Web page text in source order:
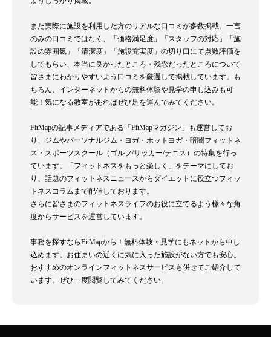
また実際に施設を利用した方のリアルな口コミが多数掲載。一言
のみの口コミではなく、「価格満足度」「スタッフの対応」「施
設の雰囲気」「清潔度」「施設充実度」の切り口にて点数評価を
してもらい、本当に良かったところ・残念だったところについて
皆さまにわかりやすいよう口コミを厳選して掲載しています。も
ちろん、インターネットからの無料体験や見学の申し込みも可
能！気になる教室があればぜひ足を運んでみてください。
FitMapの記事メディアである「FitMapマガジン」も運営してお
り、ジムやパーソナルジム・ヨガ・ホットヨガ・暗闇フィットネ
ス・スポーツスクール（ゴルフ/サッカー/テニス）の特集を行っ
ています。「フィットネスをもっと楽しく」をテーマにしてお
り、話題のフィットネスニュースからダイエットに役立つフィッ
トネスコラムまで配信しております。
さらに皆さまのフィットネスライフのお役に立てるよう様々な角
度からサービスを運営しています。
事務を探すならFitMapから！無料体験・見学にもネットから申し
込めます。お住まいの近くに気に入った施設がない方でも安心。
おすすめのオンラインフィットネスサービスも併せてご紹介して
います。ぜひ一度閲覧してみてください。